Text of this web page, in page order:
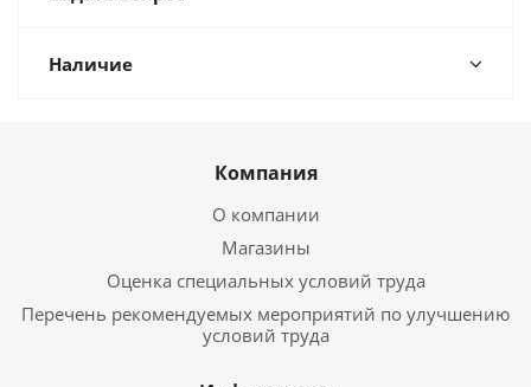
Наличие
Компания
О компании
Магазины
Оценка специальных условий труда
Перечень рекомендуемых мероприятий по улучшению
условий труда